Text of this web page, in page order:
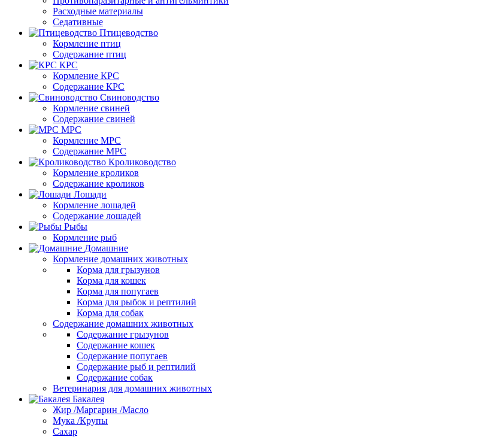
Расходные материалы
Седативные
Птицеводство
Кормление птиц
Содержание птиц
КРС
Кормление КРС
Содержание КРС
Свиноводство
Кормление свиней
Содержание свиней
МРС
Кормление МРС
Содержание МРС
Кролиководство
Кормление кроликов
Содержание кроликов
Лошади
Кормление лошадей
Содержание лошадей
Рыбы
Кормление рыб
Домашние
Кормление домашних животных
Корма для грызунов
Корма для кошек
Корма для попугаев
Корма для рыбок и рептилий
Корма для собак
Содержание домашних животных
Содержание грызунов
Содержание кошек
Содержание попугаев
Содержание рыб и рептилий
Содержание собак
Ветеринария для домашних животных
Бакалея
Жир /Маргарин /Масло
Мука /Крупы
Сахар